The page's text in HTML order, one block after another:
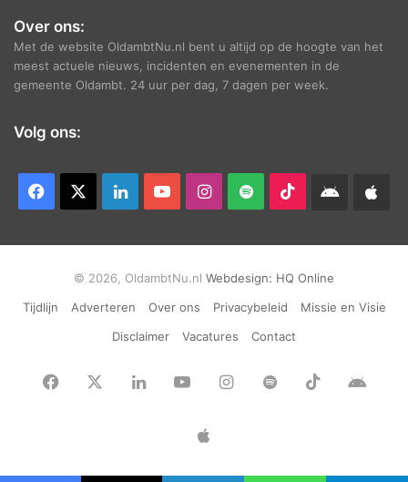
Over ons:
Met de website OldambtNu.nl bent u altijd op de hoogte van het
meest actuele nieuws, incidenten en evenementen in de
gemeente Oldambt. 24 uur per dag, 7 dagen per week.
Volg ons:
Facebook LinkedInYouTubeInstagram
Spotify TikTokAndroid
© 2026, OldambtNu.nl Webdesign: HQ Online
Tijdlijn
Adverteren Over ons Privacybeleid
Missie en Visie
Disclaimer
Vacatures Contact
Facebook LinkedInYouTubeInstagram
Spotify TikTok